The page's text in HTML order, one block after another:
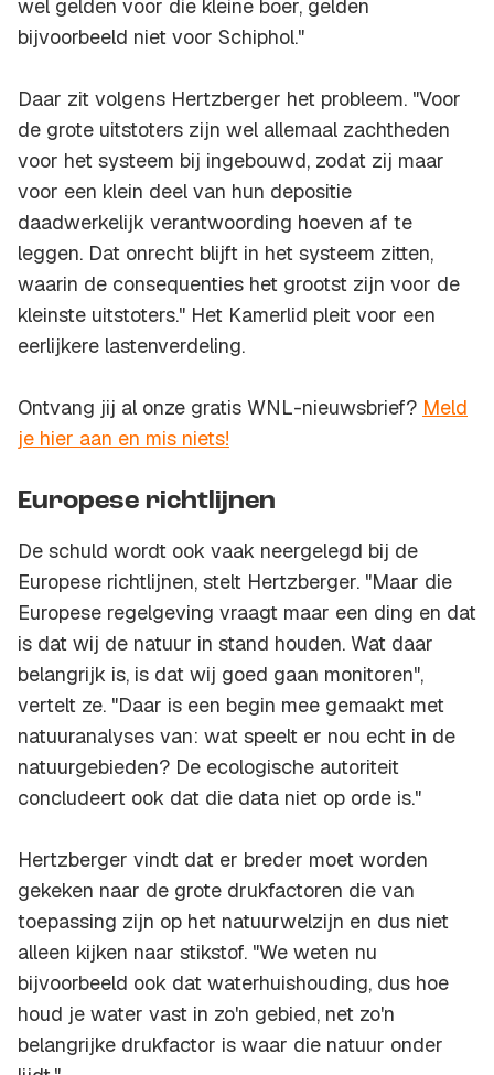
wel gelden voor die kleine boer, gelden
bijvoorbeeld niet voor Schiphol."
Daar zit volgens Hertzberger het probleem. "Voor
de grote uitstoters zijn wel allemaal zachtheden
voor het systeem bij ingebouwd, zodat zij maar
voor een klein deel van hun depositie
daadwerkelijk verantwoording hoeven af te
leggen. Dat onrecht blijft in het systeem zitten,
waarin de consequenties het grootst zijn voor de
kleinste uitstoters." Het Kamerlid pleit voor een
eerlijkere lastenverdeling.
Ontvang jij al onze gratis WNL-nieuwsbrief? Meld
je hier aan en mis niets!
Europese richtlijnen
De schuld wordt ook vaak neergelegd bij de
Europese richtlijnen, stelt Hertzberger. "Maar die
Europese regelgeving vraagt maar een ding en dat
is dat wij de natuur in stand houden. Wat daar
belangrijk is, is dat wij goed gaan monitoren",
vertelt ze. "Daar is een begin mee gemaakt met
natuuranalyses van: wat speelt er nou echt in de
natuurgebieden? De ecologische autoriteit
concludeert ook dat die data niet op orde is."
Hertzberger vindt dat er breder moet worden
gekeken naar de grote drukfactoren die van
toepassing zijn op het natuurwelzijn en dus niet
alleen kijken naar stikstof. "We weten nu
bijvoorbeeld ook dat waterhuishouding, dus hoe
houd je water vast in zo'n gebied, net zo'n
belangrijke drukfactor is waar die natuur onder